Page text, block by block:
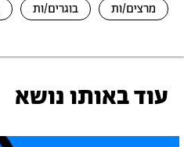
מרצים/ות בוגרים/ות
עוד באותו נושא